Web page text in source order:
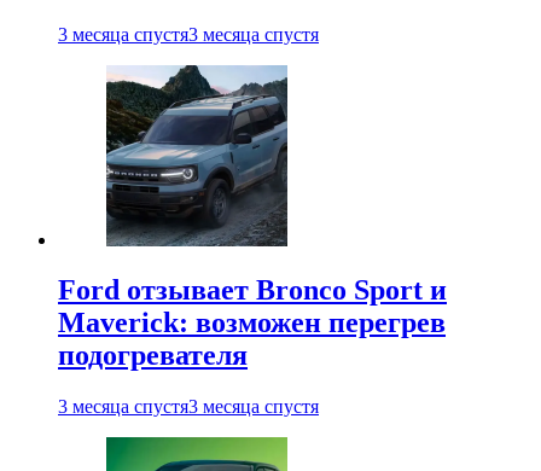
3 месяца спустя3 месяца спустя
Ford отзывает Bronco Sport и
Maverick: возможен перегрев
подогревателя
3 месяца спустя3 месяца спустя